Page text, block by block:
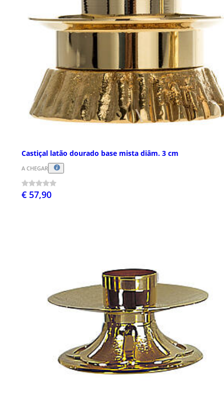
Castiçal latão dourado base mista diâm. 3 cm
A CHEGAR
€ 57,90